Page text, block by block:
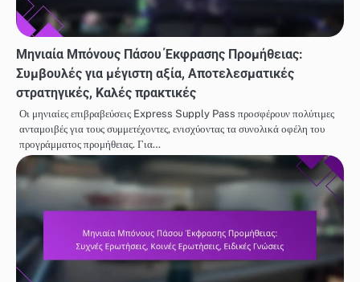
Μηνιαία Μπόνους Πάσου Έκφρασης Προμήθειας:
Συμβουλές για μέγιστη αξία, Αποτελεσματικές
στρατηγικές, Καλές πρακτικές
Οι μηνιαίες επιβραβεύσεις Express Supply Pass προσφέρουν πολύτιμες
ανταμοιβές για τους συμμετέχοντες, ενισχύοντας τα συνολικά οφέλη του
προγράμματος προμήθειας. Για…